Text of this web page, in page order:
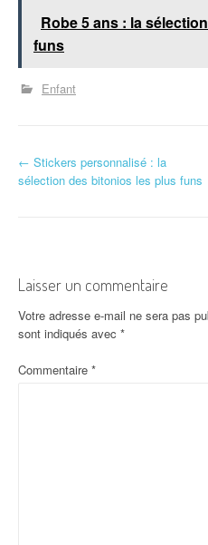
Robe 5 ans : la
funs
Enfant
N
g
a
t
← Stickers personnalisé : la
sélection des bitonios les plus funs
Laisser un commentaire
Votre adresse e-mail ne sera pas
sont indiqués avec *
Commentaire *